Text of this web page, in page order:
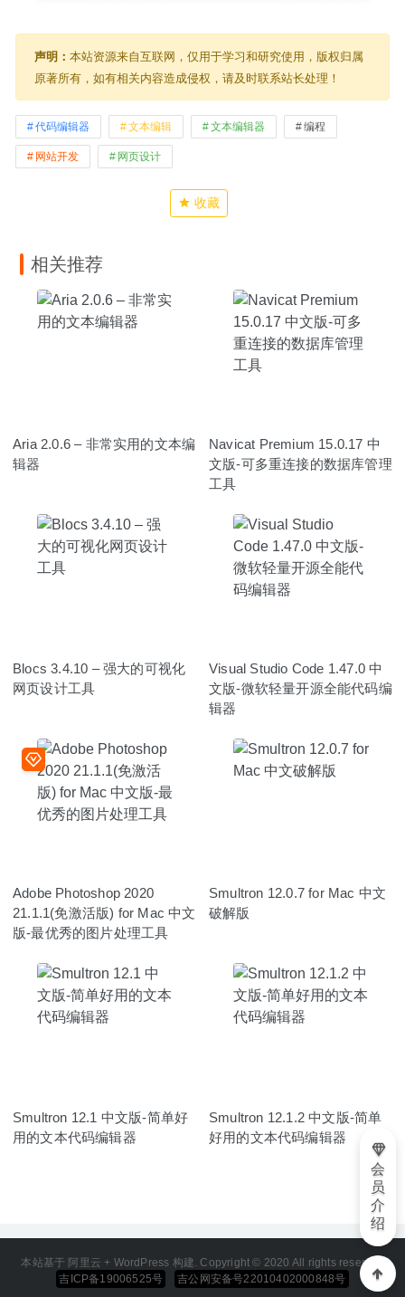
声明： 本站资源来自互联网，仅用于学习和研究使用，版权归属
原著所有，如有相关内容造成侵权，请及时联系站长处理！
代码编辑器 文本编辑 文本编辑器 编程
网站开发 网页设计
收藏
相关推荐
Aria 2.0.6 – 非常实用的文本编
辑器
Navicat Premium 15.0.17 中
文版-可多重连接的数据库管理
工具
Blocs 3.4.10 – 强大的可视化
网页设计工具
Visual Studio Code 1.47.0 中
文版-微软轻量开源全能代码编
辑器
Adobe Photoshop 2020
21.1.1(免激活版) for Mac 中文
版-最优秀的图片处理工具
Smultron 12.0.7 for Mac 中文
破解版
Smultron 12.1 中文版-简单好
用的文本代码编辑器
Smultron 12.1.2 中文版-简单
好用的文本代码编辑器
本站基于 阿里云 + WordPress 构建. Copyright © 2020 All rights reserved
吉ICP备19006525号
吉公网安备号22010402000848号
会
员
介
绍